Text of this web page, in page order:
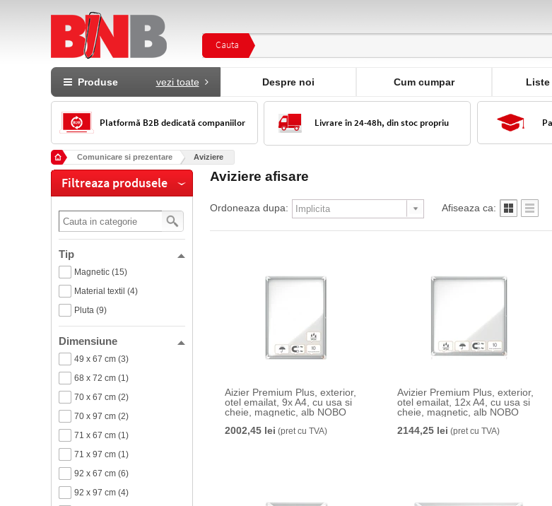
Cauta
Produse vezi toate Despre noi Cum cumpar Liste
Platformă B2B dedicată companiilor Livrare în 24-48h, din stoc propriu
Comunicare si prezentare Aviziere
Filtreaza produsele
Tip
Magnetic (15)
Material textil (4)
Pluta (9)
Dimensiune
49 x 67 cm (3)
68 x 72 cm (1)
70 x 67 cm (2)
70 x 97 cm (2)
71 x 67 cm (1)
71 x 97 cm (1)
92 x 67 cm (6)
92 x 97 cm (4)
Aviziere afisare
Ordoneaza dupa: Afiseaza ca:
Aizier Premium Plus, exterior,
otel emailat, 9x A4, cu usa si
cheie, magnetic, alb NOBO
2002,45 lei (pret cu TVA)
Avizier Premium Plus, exterior,
otel emailat, 12x A4, cu usa si
cheie, magnetic, alb NOBO
2144,25 lei (pret cu TVA)